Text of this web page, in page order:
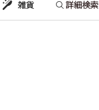
雑貨 詳細検索